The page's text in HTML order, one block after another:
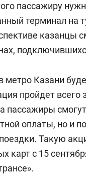
пассажиру
терминал на
казанцы
метро Казани
пройдет всего
пассажиры
оплаты, но и
Такую
карт с 15